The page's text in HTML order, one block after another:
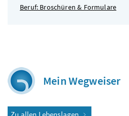
Beruf: Broschüren & Formulare
Mein Wegweiser